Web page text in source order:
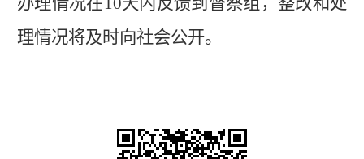
理情况将及时向社会公开。